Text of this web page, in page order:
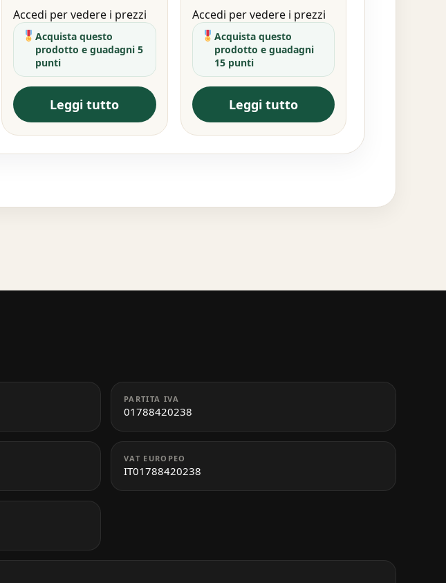
Accedi per vedere i prezzi
Acquista questo
prodotto e guadagni 5
punti
Leggi tutto
Accedi per vedere i prezzi
Acquista questo
prodotto e guadagni
15 punti
Leggi tutto
PARTITA IVA
01788420238
VAT EUROPEO
IT01788420238